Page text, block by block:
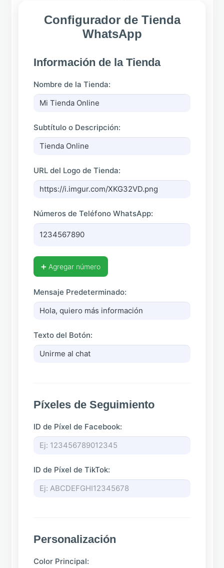
Lo que hacemos
Funciones
Configurador de Tienda
WhatsApp
Información de la Tienda
Nombre de la Tienda:
Subtítulo o Descripción:
URL del Logo de Tienda:
Números de Teléfono WhatsApp:
➕ Agregar número
Mensaje Predeterminado:
Texto del Botón:
Píxeles de Seguimiento
ID de Píxel de Facebook:
ID de Píxel de TikTok:
Personalización
Color Principal: